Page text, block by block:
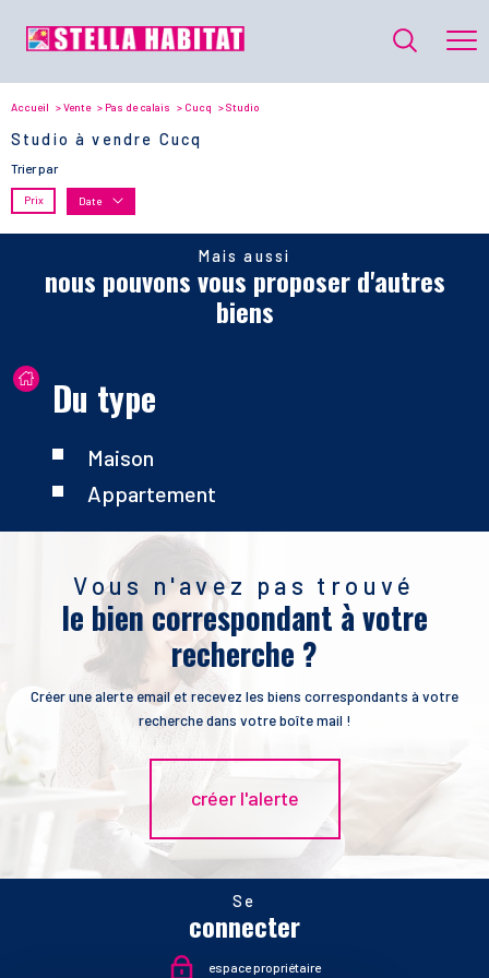
Accueil Vente Pas de calais Cucq Studio
Studio à vendre Cucq
Trier par
Prix Date
Mais aussi
nous pouvons vous proposer d'autres
biens
Du type
Maison
Appartement
Vous n'avez pas trouvé
le bien correspondant à votre
recherche ?
Créer une alerte email et recevez les biens correspondants à votre
recherche dans votre boîte mail !
créer l'alerte
Se
connecter
espace propriétaire